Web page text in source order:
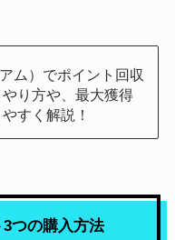
ム）でポイント回収
り方や、最大獲得
すく解説！
つの購入方法